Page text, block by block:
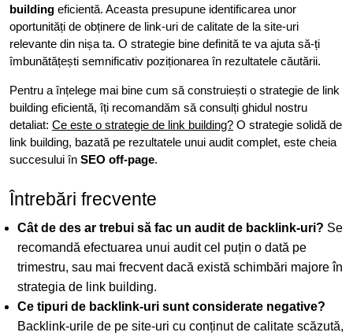
building eficientă. Aceasta presupune identificarea unor
oportunități de obținere de link-uri de calitate de la site-uri
relevante din nișa ta. O strategie bine definită te va ajuta să-ți
îmbunătățești semnificativ poziționarea în rezultatele căutării.
Pentru a înțelege mai bine cum să construiești o strategie de link
building eficientă, îți recomandăm să consulți ghidul nostru
detaliat: Ce este o strategie de link building? O strategie solidă de
link building, bazată pe rezultatele unui audit complet, este cheia
succesului în SEO off-page.
Întrebări frecvente
Cât de des ar trebui să fac un audit de backlink-uri? Se
recomandă efectuarea unui audit cel puțin o dată pe
trimestru, sau mai frecvent dacă există schimbări majore în
strategia de link building.
Ce tipuri de backlink-uri sunt considerate negative?
Backlink-urile de pe site-uri cu conținut de calitate scăzută,